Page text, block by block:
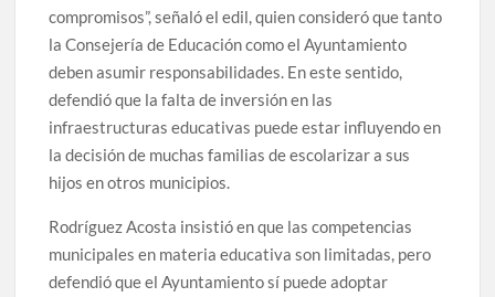
compromisos”, señaló el edil, quien consideró que tanto
la Consejería de Educación como el Ayuntamiento
deben asumir responsabilidades. En este sentido,
defendió que la falta de inversión en las
infraestructuras educativas puede estar influyendo en
la decisión de muchas familias de escolarizar a sus
hijos en otros municipios.
Rodríguez Acosta insistió en que las competencias
municipales en materia educativa son limitadas, pero
defendió que el Ayuntamiento sí puede adoptar